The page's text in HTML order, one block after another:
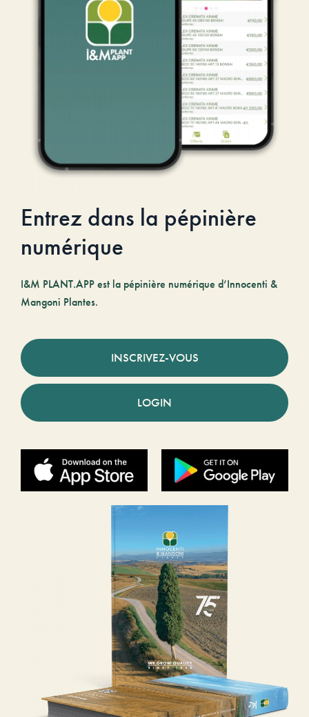
Entrez dans la pépinière
numérique
I&M PLANT.APP est la pépinière numérique d’Innocenti &
Mangoni Plantes.
INSCRIVEZ-VOUS
LOGIN